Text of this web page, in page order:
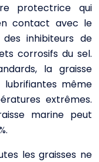
protectrice qui
contact avec le
inhibiteurs de
corrosifs du sel.
la graisse
même
extrêmes.
marine peut
les graisses ne